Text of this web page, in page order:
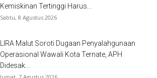
Kemiskinan Tertinggi Harus...
Sabtu, 8 Agustus 2026
LIRA Malut Soroti Dugaan Penyalahgunaan
Operasional Wawali Kota Ternate, APH
Didesak...